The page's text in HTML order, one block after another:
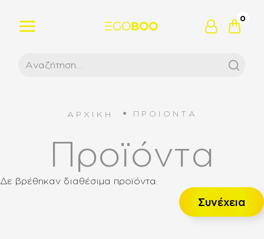
0
ΑΡΧΙΚΗ ΠΡΟΙΟΝΤΑ
Προϊόντα
Δε βρέθηκαν διαθέσιμα προϊόντα.
Συνέχεια